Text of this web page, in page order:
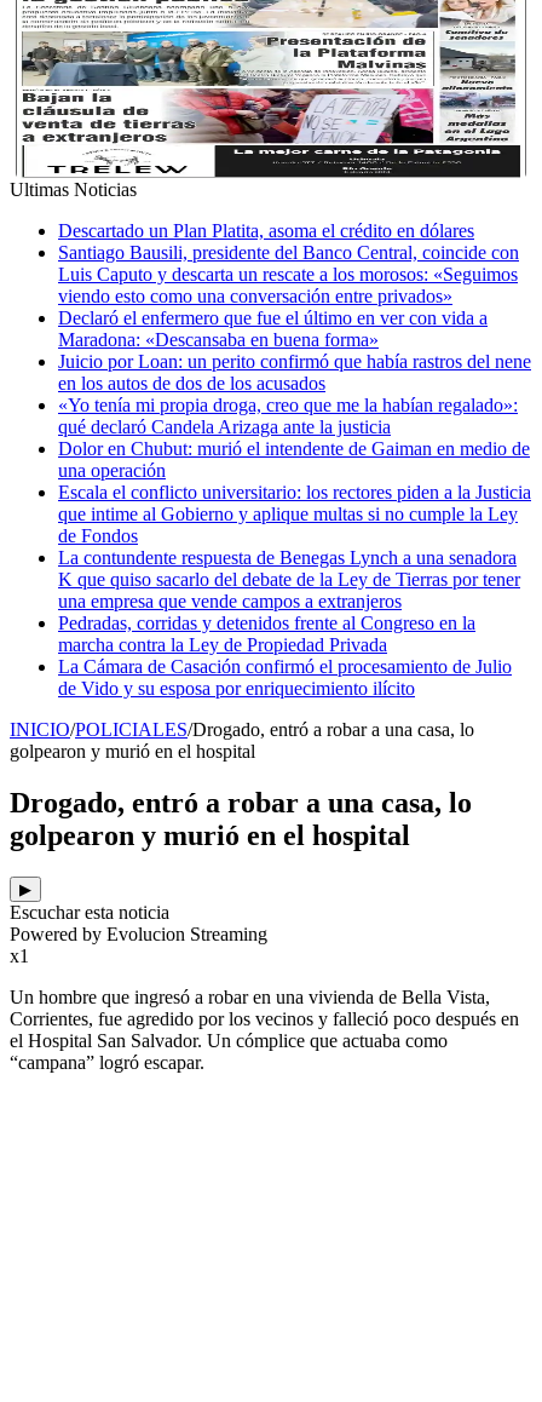
Ultimas Noticias
Descartado un Plan Platita, asoma el crédito en dólares
Santiago Bausili, presidente del Banco Central, coincide con
Luis Caputo y descarta un rescate a los morosos: «Seguimos
viendo esto como una conversación entre privados»
Declaró el enfermero que fue el último en ver con vida a
Maradona: «Descansaba en buena forma»
Juicio por Loan: un perito confirmó que había rastros del nene
en los autos de dos de los acusados
«Yo tenía mi propia droga, creo que me la habían regalado»:
qué declaró Candela Arizaga ante la justicia
Dolor en Chubut: murió el intendente de Gaiman en medio de
una operación
Escala el conflicto universitario: los rectores piden a la Justicia
que intime al Gobierno y aplique multas si no cumple la Ley
de Fondos
La contundente respuesta de Benegas Lynch a una senadora
K que quiso sacarlo del debate de la Ley de Tierras por tener
una empresa que vende campos a extranjeros
Pedradas, corridas y detenidos frente al Congreso en la
marcha contra la Ley de Propiedad Privada
La Cámara de Casación confirmó el procesamiento de Julio
de Vido y su esposa por enriquecimiento ilícito
INICIO/POLICIALES/Drogado, entró a robar a una casa, lo
golpearon y murió en el hospital
Drogado, entró a robar a una casa, lo
golpearon y murió en el hospital
▶
Escuchar esta noticia
Powered by Evolucion Streaming
x1
Un hombre que ingresó a robar en una vivienda de Bella Vista,
Corrientes, fue agredido por los vecinos y falleció poco después en
el Hospital San Salvador. Un cómplice que actuaba como
“campana” logró escapar.